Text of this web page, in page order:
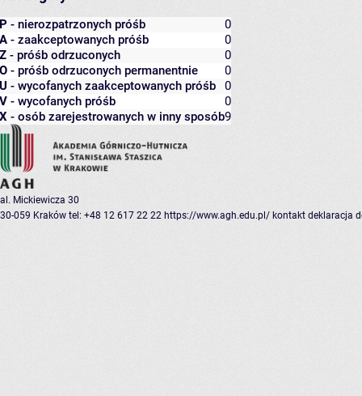
P - nierozpatrzonych próśb
0
A - zaakceptowanych próśb
0
Z - próśb odrzuconych
0
O - próśb odrzuconych permanentnie
0
U - wycofanych zaakceptowanych próśb
0
V - wycofanych próśb
0
X - osób zarejestrowanych w inny sposób9
al. Mickiewicza 30
30-059 Kraków tel: +48 12 617 22 22 https://www.agh.edu.pl/ kontakt deklaracja